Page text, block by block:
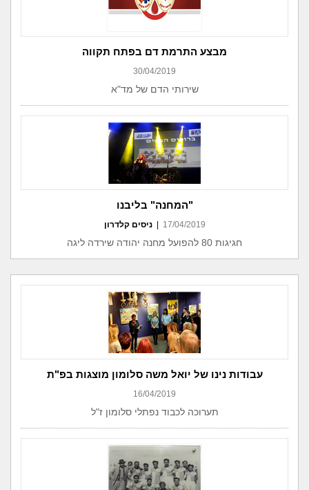
מבצע התרמת דם בפתח תקווה
30/04/2019
שירותי הדם של מד"א
"המחנה" בליבנו
17/04/2019 ניסים קלדרון
חגיגות 80 להפועל מחנה יהודה שירדה ליגה
עבודות נינו של יואל משה סלומון מוצגות בפ"ת
16/04/2019
תערוכה לכבוד נפתלי סלומון ז"ל